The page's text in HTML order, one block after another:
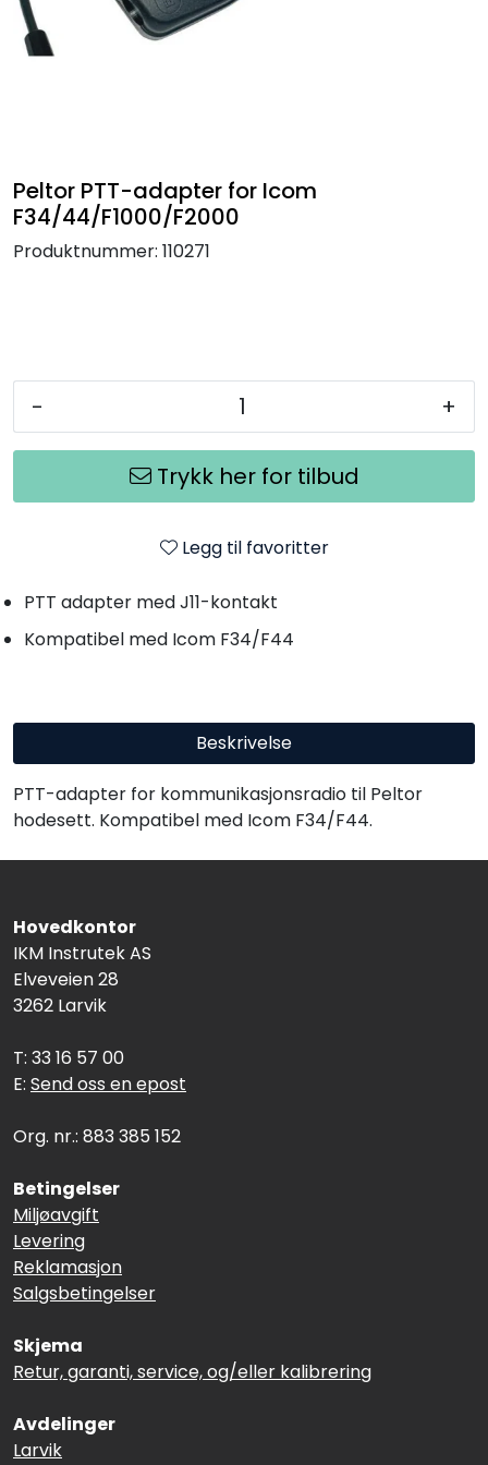
Peltor PTT-adapter for Icom
F34/44/F1000/F2000
Produktnummer: 110271
- +
Trykk her for tilbud
Legg til favoritter
PTT adapter med J11-kontakt
Kompatibel med Icom F34/F44
Beskrivelse
PTT-adapter for kommunikasjonsradio til Peltor
hodesett. Kompatibel med Icom F34/F44.
Hovedkontor
IKM Instrutek AS
Elveveien 28
3262 Larvik
T: 33 16 57 00
E: Send oss en epost
Org. nr.: 883 385 152
Betingelser
Miljøavgift
Levering
Reklamasjon
Salgsbetingelser
Skjema
Retur, garanti, service, og/eller kalibrering
Avdelinger
Larvik
Termografi
Maskinvern & Instrumentering
Tilbehør
Outlet